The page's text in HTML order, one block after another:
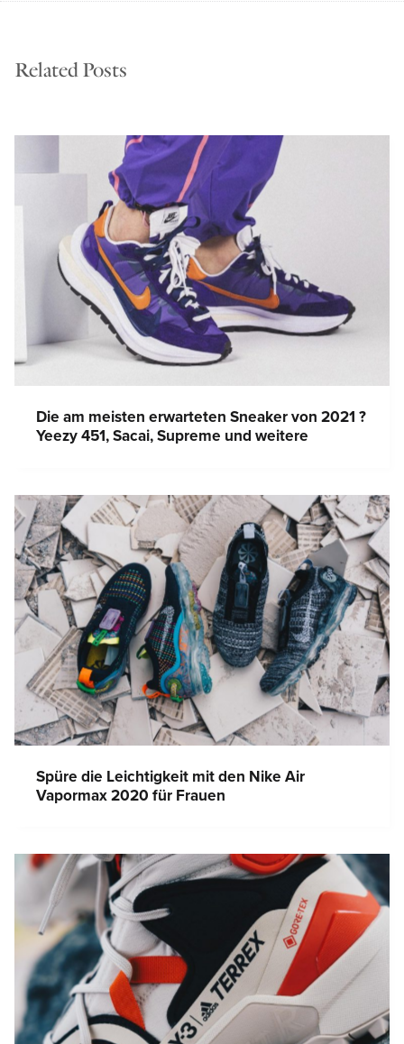
Related Posts
Die am meisten erwarteten Sneaker von 2021 ?
Yeezy 451, Sacai, Supreme und weitere
Spüre die Leichtigkeit mit den Nike Air
Vapormax 2020 für Frauen